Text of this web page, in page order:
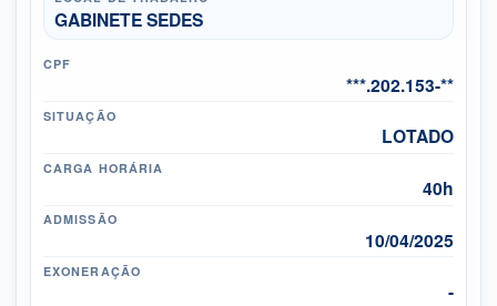
GABINETE SEDES
CPF
***.202.153-**
SITUAÇÃO
LOTADO
CARGA HORÁRIA
40h
ADMISSÃO
10/04/2025
EXONERAÇÃO
-